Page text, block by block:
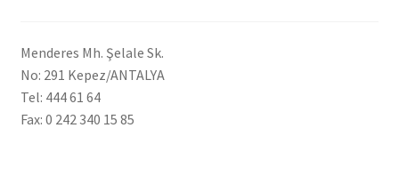
Menderes Mh. Şelale Sk.
No: 291 Kepez/ANTALYA
Tel: 444 61 64
Fax: 0 242 340 15 85